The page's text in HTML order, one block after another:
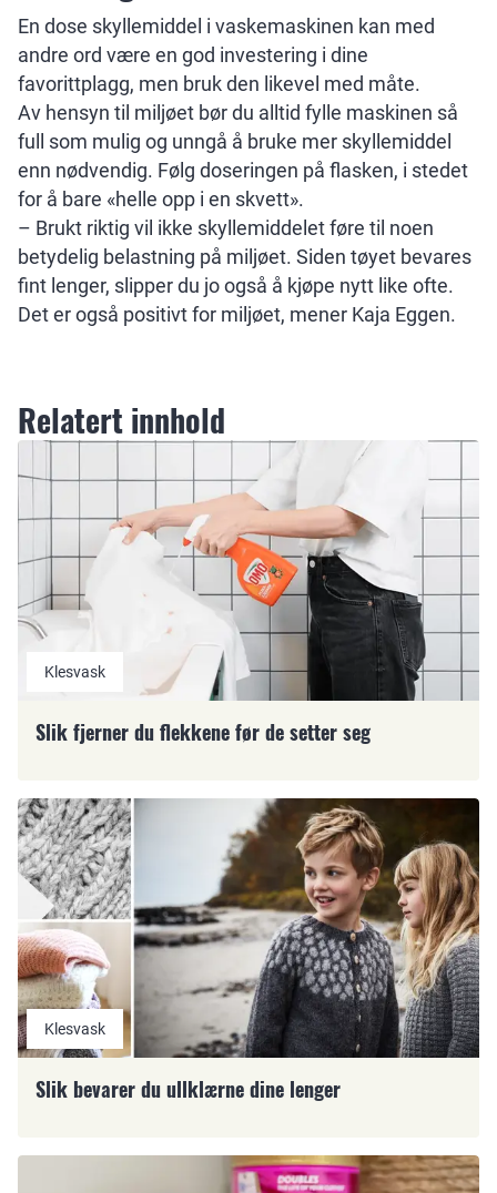
En dose skyllemiddel i vaskemaskinen kan med
andre ord være en god investering i dine
favorittplagg, men bruk den likevel med måte.
Av hensyn til miljøet bør du alltid fylle maskinen så
full som mulig og unngå å bruke mer skyllemiddel
enn nødvendig. Følg doseringen på flasken, i stedet
for å bare «helle opp i en skvett».
– Brukt riktig vil ikke skyllemiddelet føre til noen
betydelig belastning på miljøet. Siden tøyet bevares
fint lenger, slipper du jo også å kjøpe nytt like ofte.
Det er også positivt for miljøet, mener Kaja Eggen.
Relatert innhold
Klesvask
Slik fjerner du flekkene før de setter seg
Klesvask
Slik bevarer du ullklærne dine lenger